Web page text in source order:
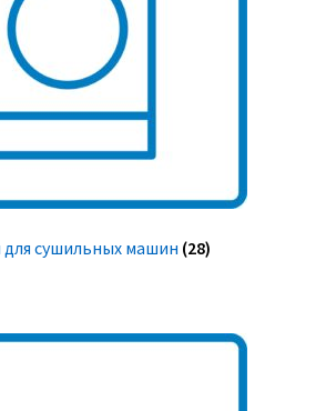
для сушильных машин (28)